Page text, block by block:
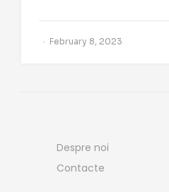
February 8, 2023
Despre noi
Contacte